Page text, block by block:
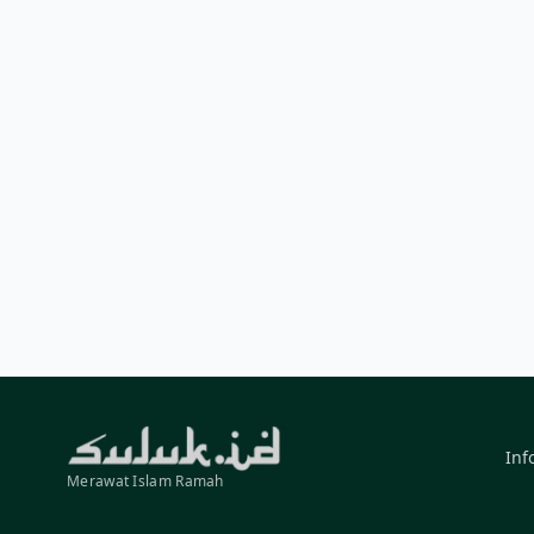
Merawat Islam Ramah